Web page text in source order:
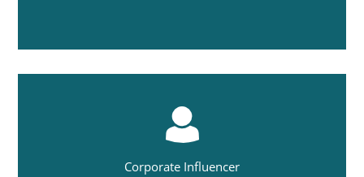
Corporate Influencer